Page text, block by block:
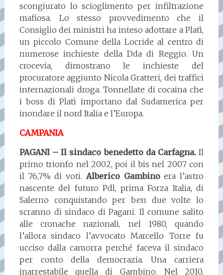
scongiurato lo scioglimento per infiltrazione
mafiosa. Lo stesso provvedimento che il
Consiglio dei ministri ha inteso adottare a Platì,
un piccolo Comune della Locride al centro di
numerose inchieste della Dda di Reggio. Un
crocevia, dimostrano le inchieste del
procuratore aggiunto Nicola Gratteri, dei traffici
internazionali droga. Tonnellate di cocaina che
i boss di Platì importano dal Sudamerica per
inondare il nord Italia e l’Europa.
CAMPANIA
PAGANI – Il sindaco benedetto da Carfagna.Il
primo trionfo nel 2002, poi il bis nel 2007 con
il 76,7% di voti. Alberico Gambinoera l’astro
nascente del futuro Pdl, prima Forza Italia, di
Salerno conquistando per ben due volte lo
scranno di sindaco di Pagani. Il comune salito
alle cronache nazionali, nel 1980, quando
l’allora sindaco l’avvocato Marcello Torre fu
ucciso dalla camorra perché faceva il sindaco
per conto della democrazia. Una carriera
inarrestabile quella di Gambino. Nel 2010,